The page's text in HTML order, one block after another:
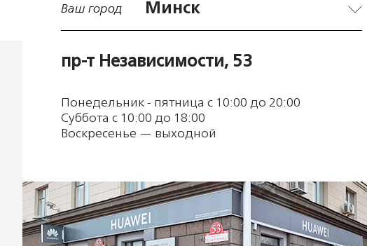
Ваш город Минск
пр-т Независимости, 53
Понедельник - пятница с 10:00 до 20:00
Суббота с 10:00 до 18:00
Воскресенье — выходной